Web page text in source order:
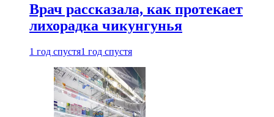
Врач рассказала, как протекает
лихорадка чикунгунья
1 год спустя1 год спустя